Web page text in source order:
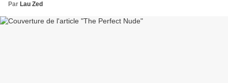
Par Lau Zed